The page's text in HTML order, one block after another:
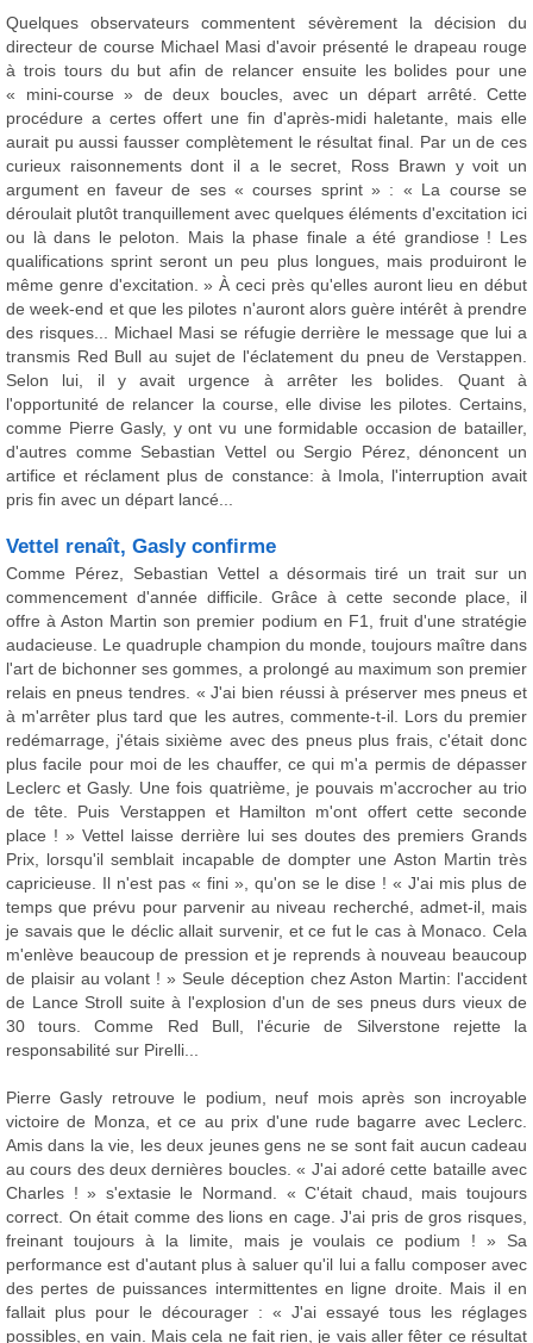
Quelques observateurs commentent sévèrement la décision du
directeur de course Michael Masi d'avoir présenté le drapeau rouge
à trois tours du but afin de relancer ensuite les bolides pour une
« mini-course » de deux boucles, avec un départ arrêté. Cette
procédure a certes offert une fin d'après-midi haletante, mais elle
aurait pu aussi fausser complètement le résultat final. Par un de ces
curieux raisonnements dont il a le secret, Ross Brawn y voit un
argument en faveur de ses « courses sprint » : « La course se
déroulait plutôt tranquillement avec quelques éléments d'excitation ici
ou là dans le peloton. Mais la phase finale a été grandiose ! Les
qualifications sprint seront un peu plus longues, mais produiront le
même genre d'excitation. » À ceci près qu'elles auront lieu en début
de week-end et que les pilotes n'auront alors guère intérêt à prendre
des risques... Michael Masi se réfugie derrière le message que lui a
transmis Red Bull au sujet de l'éclatement du pneu de Verstappen.
Selon lui, il y avait urgence à arrêter les bolides. Quant à
l'opportunité de relancer la course, elle divise les pilotes. Certains,
comme Pierre Gasly, y ont vu une formidable occasion de batailler,
d'autres comme Sebastian Vettel ou Sergio Pérez, dénoncent un
artifice et réclament plus de constance: à Imola, l'interruption avait
pris fin avec un départ lancé...
Vettel renaît, Gasly confirme
Comme Pérez, Sebastian Vettel a désormais tiré un trait sur un
commencement d'année difficile. Grâce à cette seconde place, il
offre à Aston Martin son premier podium en F1, fruit d'une stratégie
audacieuse. Le quadruple champion du monde, toujours maître dans
l'art de bichonner ses gommes, a prolongé au maximum son premier
relais en pneus tendres. « J'ai bien réussi à préserver mes pneus et
à m'arrêter plus tard que les autres, commente-t-il. Lors du premier
redémarrage, j'étais sixième avec des pneus plus frais, c'était donc
plus facile pour moi de les chauffer, ce qui m'a permis de dépasser
Leclerc et Gasly. Une fois quatrième, je pouvais m'accrocher au trio
de tête. Puis Verstappen et Hamilton m'ont offert cette seconde
place ! » Vettel laisse derrière lui ses doutes des premiers Grands
Prix, lorsqu'il semblait incapable de dompter une Aston Martin très
capricieuse. Il n'est pas « fini », qu'on se le dise ! « J'ai mis plus de
temps que prévu pour parvenir au niveau recherché, admet-il, mais
je savais que le déclic allait survenir, et ce fut le cas à Monaco. Cela
m'enlève beaucoup de pression et je reprends à nouveau beaucoup
de plaisir au volant ! » Seule déception chez Aston Martin: l'accident
de Lance Stroll suite à l'explosion d'un de ses pneus durs vieux de
30 tours. Comme Red Bull, l'écurie de Silverstone rejette la
responsabilité sur Pirelli...
Pierre Gasly retrouve le podium, neuf mois après son incroyable
victoire de Monza, et ce au prix d'une rude bagarre avec Leclerc.
Amis dans la vie, les deux jeunes gens ne se sont fait aucun cadeau
au cours des deux dernières boucles. « J'ai adoré cette bataille avec
Charles ! » s'extasie le Normand. « C'était chaud, mais toujours
correct. On était comme des lions en cage. J'ai pris de gros risques,
freinant toujours à la limite, mais je voulais ce podium ! » Sa
performance est d'autant plus à saluer qu'il lui a fallu composer avec
des pertes de puissances intermittentes en ligne droite. Mais il en
fallait plus pour le décourager : « J'ai essayé tous les réglages
possibles, en vain. Mais cela ne fait rien, je vais aller fêter ce résultat